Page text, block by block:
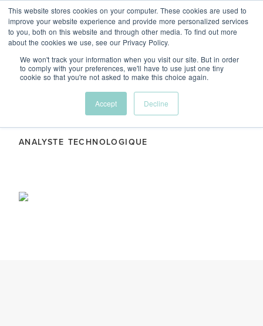
This website stores cookies on your computer. These cookies are used to
improve your website experience and provide more personalized services
to you, both on this website and through other media. To find out more
about the cookies we use, see our Privacy Policy.
We won't track your information when you visit our site. But in order
to comply with your preferences, we'll have to use just one tiny
cookie so that you're not asked to make this choice again.
Accept Decline
Menu
Ryan Wang
ANALYSTE TECHNOLOGIQUE